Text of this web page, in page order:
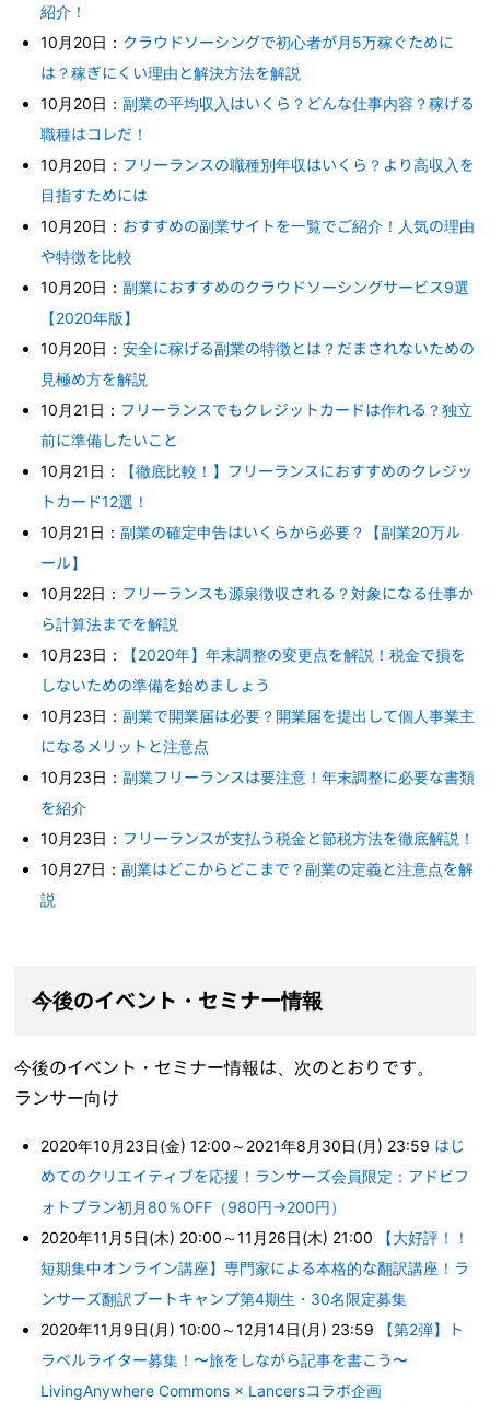
紹介！
10月20日： クラウドソーシングで初心者が月5万稼ぐために
は？稼ぎにくい理由と解決方法を解説
10月20日：副業の平均収入はいくら？どんな仕事内容？稼げる
職種はコレだ！
10月20日： フリーランスの職種別年収はいくら？より高収入を
目指すためには
10月20日： おすすめの副業サイトを一覧でご紹介！人気の理由
や特徴を比較
10月20日：副業におすすめのクラウドソーシングサービス9選
【2020年版】
10月20日：安全に稼げる副業の特徴とは？だまされないための
見極め方を解説
10月21日： フリーランスでもクレジットカードは作れる？独立
前に準備したいこと
10月21日：
【徹底比較！】フリーランスにおすすめのクレジッ
トカード12選！
10月21日：副業の確定申告はいくらから必要？【副業20万ル
ール】
10月22日： フリーランスも源泉徴収される？対象になる仕事か
ら計算法までを解説
10月23日：
【2020年】年末調整の変更点を解説！税金で損を
しないための準備を始めましょう
10月23日：副業で開業届は必要？開業届を提出して個人事業主
になるメリットと注意点
10月23日：副業フリーランスは要注意！年末調整に必要な書類
を紹介
10月23日： フリーランスが支払う税金と節税方法を徹底解説！
10月27日：副業はどこからどこまで？副業の定義と注意点を解
説
今後のイベント・セミナー情報
今後のイベント・セミナー情報は、次のとおりです。
ランサー向け
2020年10月23日(金) 12:00～2021年8月30日(月) 23:59 はじ
めてのクリエイティブを応援！ランサーズ会員限定：アドビフ
ォトプラン初月80％OFF（980円→200円）
2020年11月5日(木) 20:00～11月26日(木) 21:00
【大好評！！
短期集中オンライン講座】専門家による本格的な翻訳講座！ラ
ンサーズ翻訳ブートキャンプ第4期生・30名限定募集
2020年11月9日(月) 10:00～12月14日(月) 23:59
【第2弾】ト
ラベルライター募集！〜旅をしながら記事を書こう〜
LivingAnywhere Commons × Lancersコラボ企画